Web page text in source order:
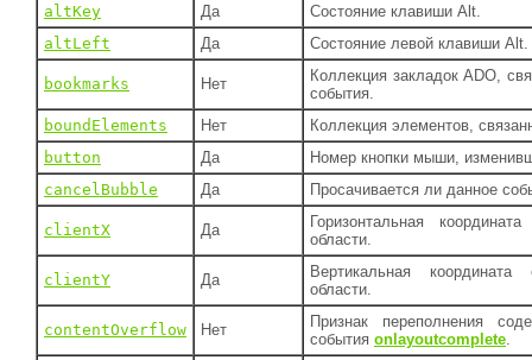
altKey
Да
Состояние клавиши Alt.
altLeft
Да Состояние левой клавиши Alt.
bookmarks Нет
Коллекция закладок ADO,
события.
boundElements
Нет
Коллекция элементов,
button
Да
Номер кнопки мыши,
cancelBubble
Да Просачивается ли данное
clientX Да
Горизонтальная
области.
clientY Да
Вертикальная
области.
contentOverflow Нет
Признак переполнения
события onlayoutcomplete